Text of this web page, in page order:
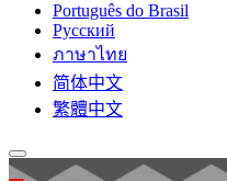
Português do Brasil
Русский
ภาษาไทย
简体中文
繁體中文